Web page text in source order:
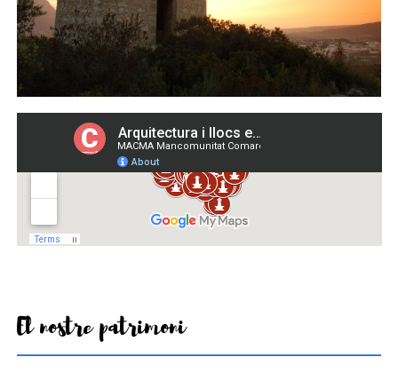
El nostre patrimoni